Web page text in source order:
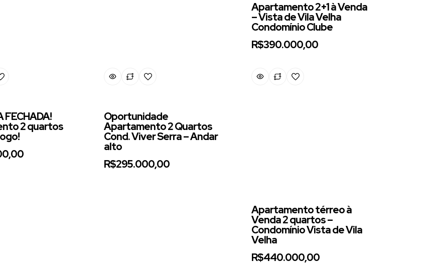
Apartamento 2+1 à Venda
– Vista de Vila Velha
Condomínio Clube
R$390.000,00
FECHADA!
2 quartos
Oportunidade
Apartamento 2 Quartos
Cond. Viver Serra – Andar
alto
R$295.000,00
Apartamento térreo à
Venda 2 quartos –
Condomínio Vista de Vila
Velha
R$440.000,00